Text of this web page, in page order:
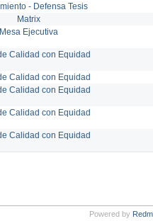
- Defensa Tesis
Matrix
Mesa Ejecutiva
Calidad con Equidad
Calidad con Equidad
Calidad con Equidad
Calidad con Equidad
Calidad con Equidad
Powered by